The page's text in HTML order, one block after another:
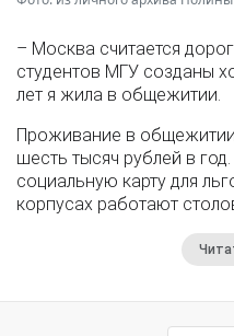
– Москва считается
студентов МГУ созданы
лет я жила в общежитии.
Проживание в
шесть тысяч рублей в
социальную карту для
корпусах работают